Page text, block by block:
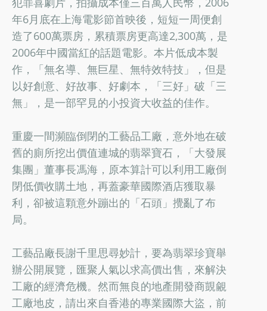
年6月底在上海電影節首映後，短短一周便創
造了600萬票房，累積票房更高達2,300萬，是
2006年中國當紅的話題電影。本片低成本製
作，「無名導、無巨星、無特效特技」，但是
以好創意、好故事、好劇本，「三好」破「三
無」，是一部罕見的小投資大收益的佳作。
重慶一間瀕臨倒閉的工藝品工廠，意外地在破
舊的廁所挖出價值連城的翡翠寶石，「大發展
集團」董事長馮海，原本算計可以利用工廠倒
閉低價收購土地，再蓋豪華國際酒店獲取暴
利，卻被這顆意外蹦出的「石頭」攪亂了布
局。
工藝品廠長謝千里思尋妙計，要為翡翠珍寶舉
辦公開展覽，匯聚人氣以求高價出售，來解決
工廠的經濟危機。然而無良的地產開發商覬覦
工廠地皮，請出來自香港的專業國際大盜，前